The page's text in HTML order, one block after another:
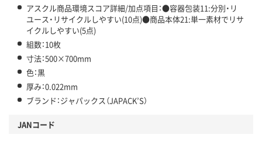
アスクル商品環境スコア詳細/加点項目：●容器包装11:分別・リ
ユース・リサイクルしやすい(10点)●商品本体21:単一素材でリサ
イクルしやすい(5点)
組数：10枚
寸法：500×700mm
色：黒
厚み：0.022mm
ブランド：ジャパックス（JAPACK’S）
JANコード